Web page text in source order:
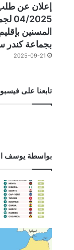
إعلان عن
04/
المسنين
بجماعة كندر
2025-09-21
تابعنا على
بواسطة يوسف